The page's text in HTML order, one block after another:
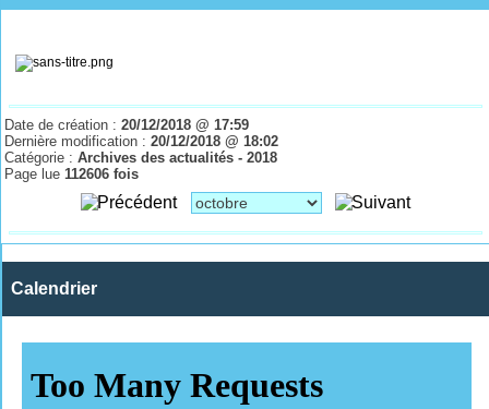
Date de création :20/12/2018 @ 17:59
Dernière modification :20/12/2018 @ 18:02
Catégorie :Archives des actualités - 2018
Page lue 112606 fois
Calendrier